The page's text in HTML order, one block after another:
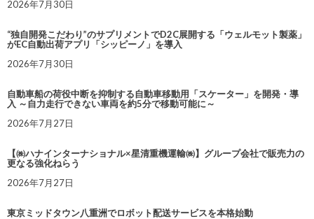
2026年7月30日
“独自開発こだわり”のサプリメントでD2C展開する「ウェルモット製薬」
がEC自動出荷アプリ「シッピーノ」を導入
2026年7月30日
自動車船の荷役中断を抑制する自動車移動用「スケーター」を開発・導
入 ～自力走行できない車両を約5分で移動可能に～
2026年7月27日
【㈱ハナインターナショナル×星清重機運輸㈱】グループ会社で販売力の
更なる強化ねらう
2026年7月27日
東京ミッドタウン八重洲でロボット配送サービスを本格始動